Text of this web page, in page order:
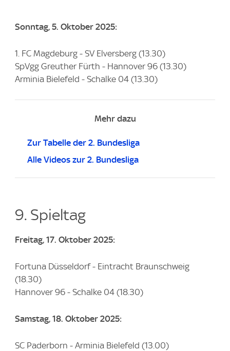
Sonntag, 5. Oktober 2025:
1. FC Magdeburg - SV Elversberg (13.30)
SpVgg Greuther Fürth - Hannover 96 (13.30)
Arminia Bielefeld - Schalke 04 (13.30)
Mehr dazu
Zur Tabelle der 2. Bundesliga
Alle Videos zur 2. Bundesliga
9. Spieltag
Freitag, 17. Oktober 2025:
Fortuna Düsseldorf - Eintracht Braunschweig
(18.30)
Hannover 96 - Schalke 04 (18.30)
Samstag, 18. Oktober 2025:
SC Paderborn - Arminia Bielefeld (13.00)